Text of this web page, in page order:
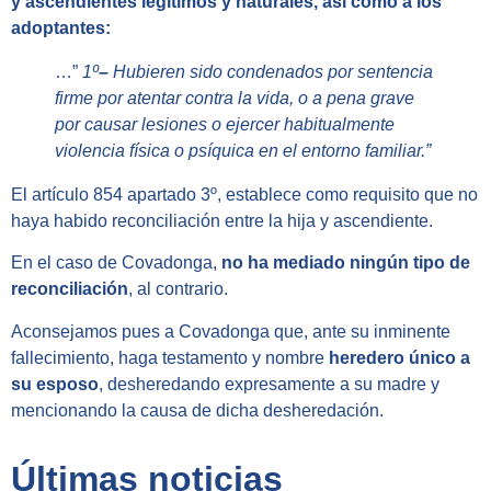
adoptantes:
…” 1º– Hubieren sido condenados por sentencia
firme por atentar contra la vida, o a pena grave
por causar lesiones o ejercer habitualmente
violencia física o psíquica en el entorno familiar.”
El artículo 854 apartado 3º, establece como requisito que no
haya habido reconciliación entre la hija y ascendiente.
En el caso de Covadonga, no ha mediado ningún tipo de
reconciliación, al contrario.
Aconsejamos pues a Covadonga que, ante su inminente
fallecimiento, haga testamento y nombre heredero único a
su esposo, desheredando expresamente a su madre y
mencionando la causa de dicha desheredación.
Últimas noticias